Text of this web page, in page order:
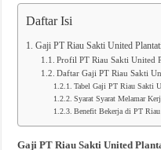
Daftar Isi
Gaji PT Riau Sakti United
Profil PT Riau Sakti United
Daftar Gaji PT Riau Sakti
Tabel Gaji PT Riau Sakti
Syarat Syarat Melamar
Benefit Bekerja di PT
Gaji PT Riau Sakti United